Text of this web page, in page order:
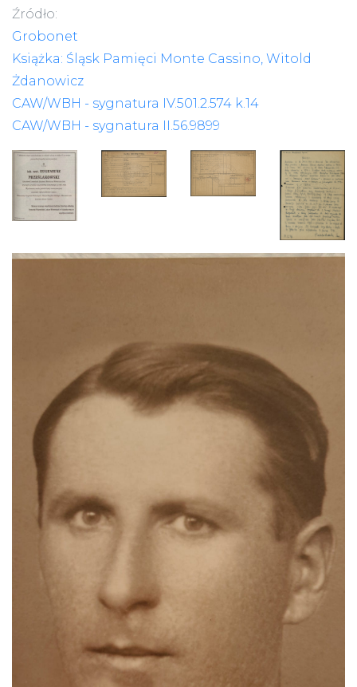
Źródło:
Grobonet
Książka: Śląsk Pamięci Monte Cassino, Witold
Żdanowicz
CAW/WBH - sygnatura IV.501.2.574 k.14
CAW/WBH - sygnatura II.56.9899